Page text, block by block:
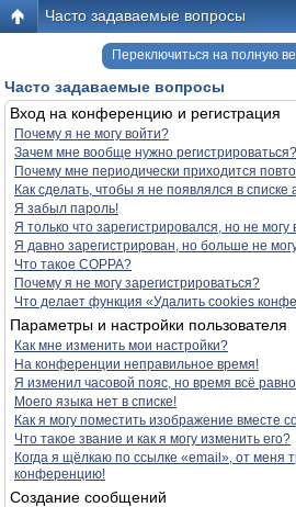
Часто задаваемые вопросы
Переключиться на полную
Часто задаваемые вопросы
Вход на конференцию и регистрация
Почему я не могу войти?
Зачем мне вообще нужно регистрироваться?
Почему мне периодически приходится
Как сделать, чтобы я не появлялся в
Я забыл пароль!
Я только что зарегистрировался, но не могу
Я давно зарегистрирован, но больше не
Что такое COPPA?
Почему я не могу зарегистрироваться?
Что делает функция «Удалить cookies
Параметры и настройки пользователя
Как мне изменить мои настройки?
На конференции неправильное время!
Я изменил часовой пояс, но время всё
Моего языка нет в списке!
Как я могу поместить изображение вместе
Что такое звание и как я могу изменить его?
Когда я щёлкаю по ссылке «email», от меня
конференцию!
Создание сообщений